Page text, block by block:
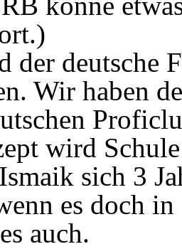
der deutsche
Wir haben
wird
sich 3
es doch
auch.